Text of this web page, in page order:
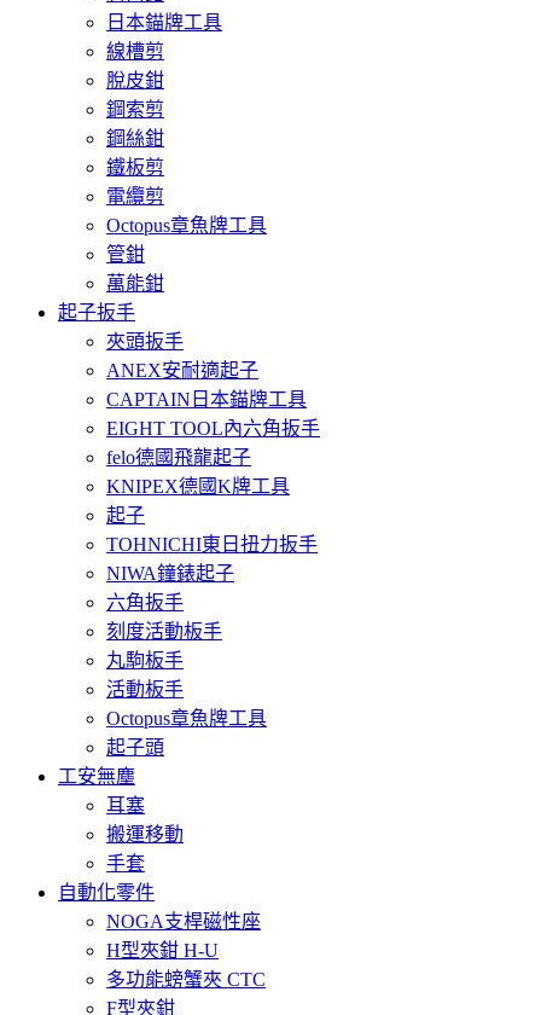
日本錨牌工具
線槽剪
脫皮鉗
鋼索剪
鋼絲鉗
鐵板剪
電纜剪
Octopus章魚牌工具
管鉗
萬能鉗
起子扳手
夾頭扳手
ANEX安耐適起子
CAPTAIN日本錨牌工具
EIGHT TOOL內六角扳手
felo德國飛龍起子
KNIPEX德國K牌工具
起子
TOHNICHI東日扭力扳手
NIWA鐘錶起子
六角扳手
刻度活動板手
丸駒板手
活動板手
Octopus章魚牌工具
起子頭
工安無塵
耳塞
搬運移動
手套
自動化零件
NOGA支桿磁性座
H型夾鉗 H-U
多功能螃蟹夾 CTC
F型夾鉗